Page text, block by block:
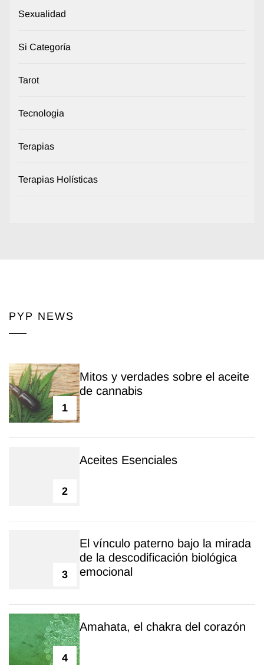
Sexualidad
Si Categoría
Tarot
Tecnologia
Terapias
Terapias Holísticas
PYP NEWS
1
Mitos y verdades sobre el aceite
de cannabis
2
Aceites Esenciales
3
El vínculo paterno bajo la mirada
de la descodificación biológica
emocional
4
Amahata, el chakra del corazón